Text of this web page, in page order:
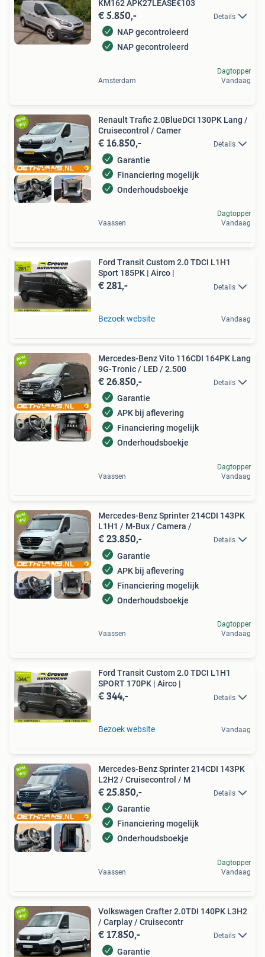
KM162 APK27LEASE€103
€ 5.850,- Details
NAP gecontroleerd
NAP gecontroleerd
Amsterdam
Dagtopper
Vandaag
Renault Trafic 2.0BlueDCI 130PK Lang /
Cruisecontrol / Camer
€ 16.850,- Details
Garantie
Financiering mogelijk
Onderhoudsboekje
Vaassen
Dagtopper
Vandaag
Ford Transit Custom 2.0 TDCI L1H1
Sport 185PK | Airco |
€ 281,- Details
Bezoek website Vandaag
Mercedes-Benz Vito 116CDI 164PK Lang
9G-Tronic / LED / 2.500
€ 26.850,- Details
Garantie
APK bij aflevering
Financiering mogelijk
Onderhoudsboekje
Vaassen
Dagtopper
Vandaag
Mercedes-Benz Sprinter 214CDI 143PK
L1H1 / M-Bux / Camera /
€ 23.850,- Details
Garantie
APK bij aflevering
Financiering mogelijk
Onderhoudsboekje
Vaassen
Dagtopper
Vandaag
Ford Transit Custom 2.0 TDCI L1H1
SPORT 170PK | Airco |
€ 344,- Details
Bezoek website Vandaag
Mercedes-Benz Sprinter 214CDI 143PK
L2H2 / Cruisecontrol / M
€ 25.850,- Details
Garantie
Financiering mogelijk
Onderhoudsboekje
Vaassen
Dagtopper
Vandaag
Volkswagen Crafter 2.0TDI 140PK L3H2
/ Carplay / Cruisecontr
€ 17.850,- Details
Garantie